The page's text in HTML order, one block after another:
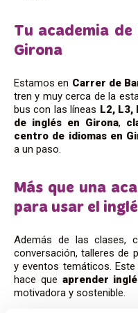
Tu academia
Girona
Estamos en Carrer de
tren y muy cerca de la
bus con las líneas L2, L3,
de inglés en Girona,
centro de idiomas en
a un paso.
Más que una
para usar el
Además de las clases,
conversación, talleres de
y eventos temáticos.
hace que aprender
motivadora y sostenible.